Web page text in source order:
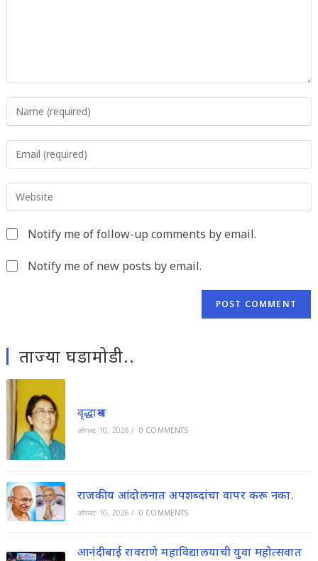
your
username
to
comment
your
address
toyour
URL
Notify me of follow-up comments by email.
Notify me of new posts by email.
ताज्या घडामोडी..
वृद्धाश्रम
ऑगस्ट 10, 2026 / 0 COMMENTS
राजकीय आंदोलनात अपशब्दांचा वापर करू नका.
ऑगस्ट 10, 2026 / 0 COMMENTS
आनंदीबाई रावराणे महाविद्यालयाची युवा महोत्सवात